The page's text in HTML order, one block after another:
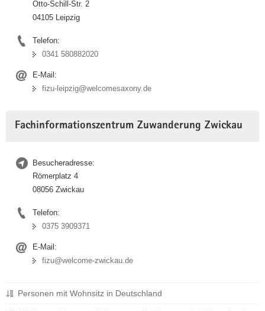
Otto-Schill-Str. 2
04105 Leipzig
Telefon:
0341 580882020
E-Mail:
fizu-leipzig@welcomesaxony.de
Fachinformationszentrum Zuwanderung Zwickau
Besucheradresse:
Römerplatz 4
08056 Zwickau
Telefon:
0375 3909371
E-Mail:
fizu@welcome-zwickau.de
Personen mit Wohnsitz in Deutschland